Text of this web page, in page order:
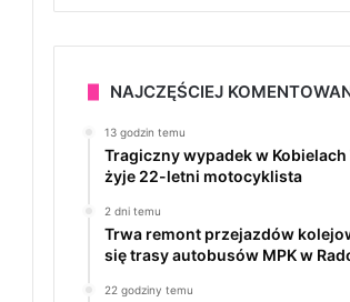
NAJCZĘŚCIEJ
13 godzin temu
Tragiczny wypadek w
żyje 22-letni motocyklista
2 dni temu
Trwa remont przejazdów
się trasy autobusów MPK w
22 godziny temu